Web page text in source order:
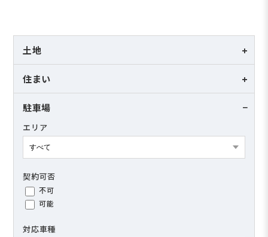
土地
住まい
空室状況
空室あり
空室なし
目的
賃貸
駐車場
エリア
契約可否
不可
可能
対応車種